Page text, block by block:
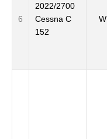
6
2022/2700
Cessna C
152
W